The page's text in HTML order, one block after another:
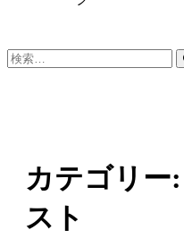
検
カテゴリー:
スト